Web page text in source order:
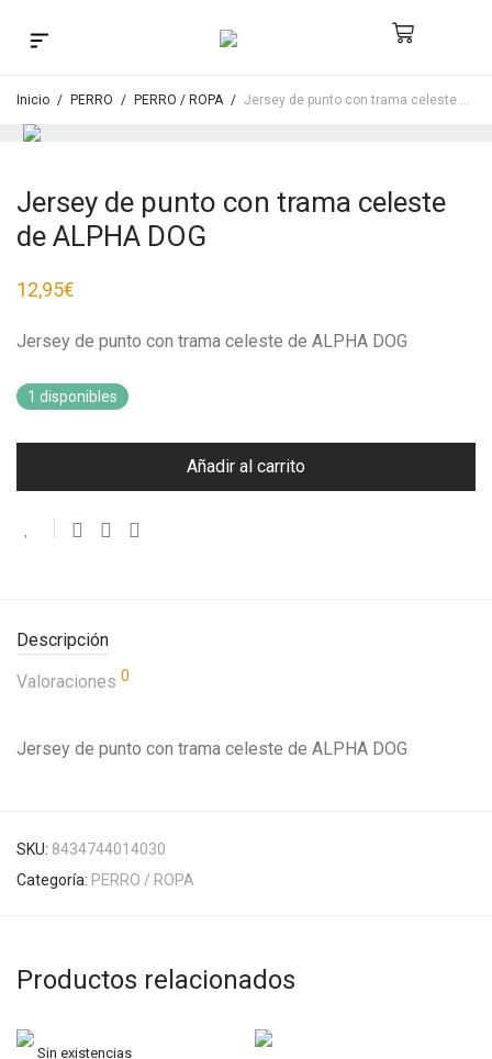
Inicio / PERRO / PERRO / ROPA / Jersey de punto con trama celeste de ALPHA DOG
Jersey de punto con trama celeste
de ALPHA DOG
12,95€
Jersey de punto con trama celeste de ALPHA DOG
1 disponibles
Añadir al carrito
Descripción
Valoraciones 0
Jersey de punto con trama celeste de ALPHA DOG
SKU: 8434744014030
Categoría: PERRO / ROPA
Productos relacionados